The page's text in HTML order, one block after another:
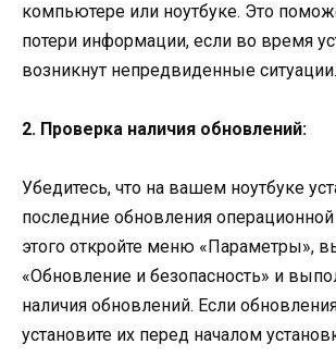
компьютере или ноутбуке. Это
потери информации, если во время
возникнут непредвиденные ситуации.
2. Проверка наличия обновлений:
Убедитесь, что на вашем ноутбуке
последние обновления
этого откройте меню «Параметры»,
«Обновление и безопасность» и
наличия обновлений. Если
установите их перед началом